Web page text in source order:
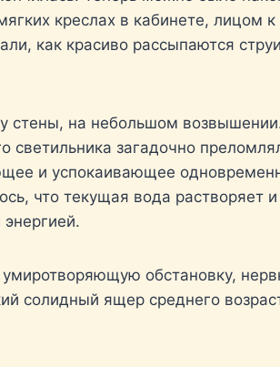
креслах в кабинете,
как красиво рассыпаются
стены, на небольшом
светильника загадочно
и успокаивающее
что текущая вода растворяет
обстановку,
солидный ящер среднего